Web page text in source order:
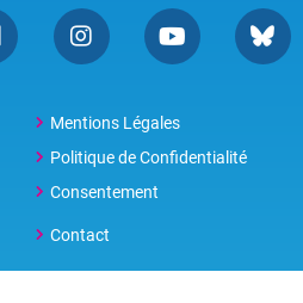
Mentions Légales
Politique de Confidentialité
Consentement
Contact